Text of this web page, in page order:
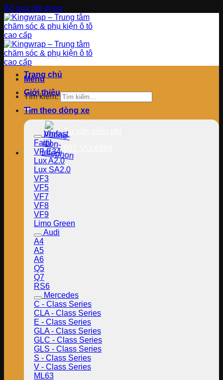
Bỏ qua nội dung
Menu
Tìm kiếm:
Tư vấn miễn phí
Trang chủ
Giới thiệu
Tìm theo dòng xe
Vinfast
Fadil
VF E34
Lux A2.0
Lux SA2.0
VF3
VF5
VF7
VF8
VF9
Limo Green
Audi
A4
A5
A6
Q5
Q7
RS6
Mercedes
C - Class Series
CLA - Class Series
E - Class Series
GLA - Class Series
GLC - Class Series
GLS - Class Series
S - Class Series
V - Class Series
ML63